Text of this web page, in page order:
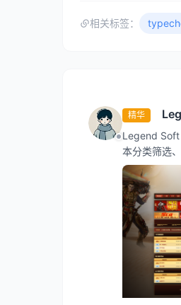
相关标签：
精华
Legend Soft
本分类筛选